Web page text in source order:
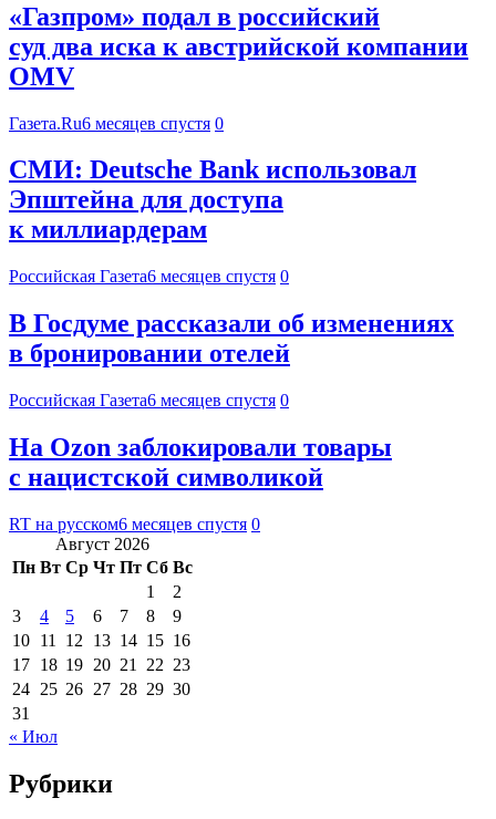
«Газпром» подал в российский
суд два иска к австрийской компании
OMV
Газета.Ru6 месяцев спустя 0
СМИ: Deutsche Bank использовал
Эпштейна для доступа
к миллиардерам
Российская Газета6 месяцев спустя 0
В Госдуме рассказали об изменениях
в бронировании отелей
Российская Газета6 месяцев спустя 0
На Ozon заблокировали товары
с нацистской символикой
RT на русском6 месяцев спустя 0
Август 2026
Пн Вт Ср Чт Пт Сб Вс
1
2
3
4 5 6 7 8
9
10 11 12 13 14 15 16
17 18 19 20 21 22 23
24 25 26 27 28 29 30
31
« Июл
Рубрики